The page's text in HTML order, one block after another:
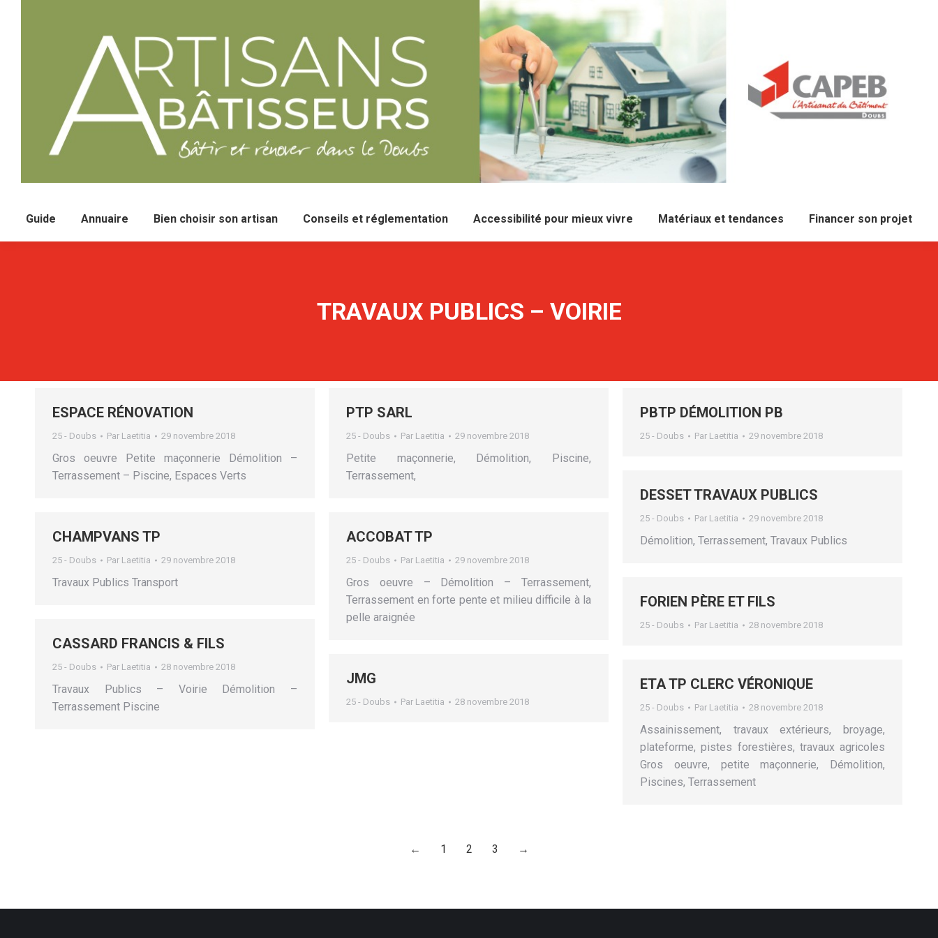
Guide Annuaire Bien choisir son artisan Conseils et réglementation Accessibilité pour mieux vivre Matériaux et tendances Financer son projet
TRAVAUX PUBLICS – VOIRIE
ESPACE RÉNOVATION
25 - Doubs Par Laetitia 29 novembre 2018
Gros oeuvre Petite maçonnerie Démolition –
Terrassement – Piscine, Espaces Verts
PTP SARL
25 - Doubs Par Laetitia 29 novembre 2018
Petite maçonnerie, Démolition, Piscine,
Terrassement,
PBTP DÉMOLITION PB
25 - Doubs Par Laetitia 29 novembre 2018
DESSET TRAVAUX PUBLICS
25 - Doubs Par Laetitia 29 novembre 2018
Démolition, Terrassement, Travaux Publics
CHAMPVANS TP
25 - Doubs Par Laetitia 29 novembre 2018
Travaux Publics Transport
ACCOBAT TP
25 - Doubs Par Laetitia 29 novembre 2018
Gros oeuvre – Démolition – Terrassement,
Terrassement en forte pente et milieu difficile à la
pelle araignée
FORIEN PÈRE ET FILS
25 - Doubs Par Laetitia 28 novembre 2018
CASSARD FRANCIS & FILS
25 - Doubs Par Laetitia 28 novembre 2018
Travaux Publics – Voirie Démolition –
Terrassement Piscine
JMG
25 - Doubs Par Laetitia 28 novembre 2018
ETA TP CLERC VÉRONIQUE
25 - Doubs Par Laetitia 28 novembre 2018
Assainissement, travaux extérieurs, broyage,
plateforme, pistes forestières, travaux agricoles
Gros oeuvre, petite maçonnerie, Démolition,
Piscines, Terrassement
← 1 2 3 →